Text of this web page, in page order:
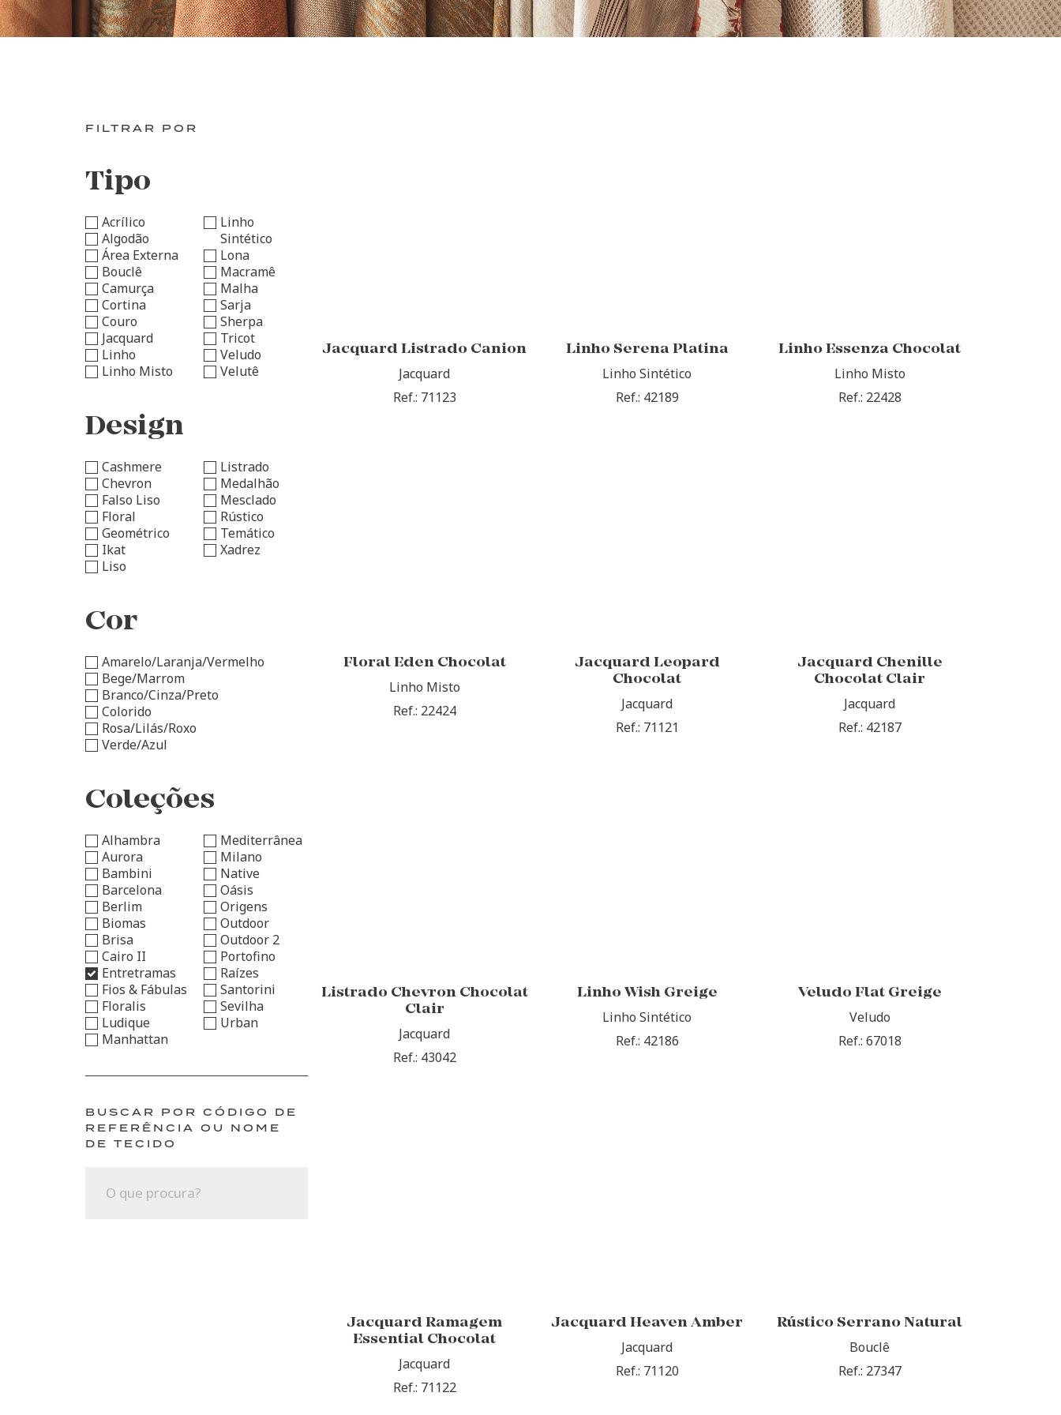
FILTRAR POR
Tipo
Acrílico
Algodão
Área Externa
Bouclê
Camurça
Cortina
Couro
Jacquard
Linho
Linho Misto
Linho
Sintético
Lona
Macramê
Malha
Sarja
Sherpa
Tricot
Veludo
Velutê
Design
Cashmere
Chevron
Falso Liso
Floral
Geométrico
Ikat
Liso
Listrado
Medalhão
Mesclado
Rústico
Temático
Xadrez
Cor
Amarelo/Laranja/Vermelho
Bege/Marrom
Branco/Cinza/Preto
Colorido
Rosa/Lilás/Roxo
Verde/Azul
Coleções
Alhambra
Aurora
Bambini
Barcelona
Berlim
Biomas
Brisa
Cairo II
Entretramas
Fios & Fábulas
Floralis
Ludique
Manhattan
Mediterrânea
Milano
Native
Oásis
Origens
Outdoor
Outdoor 2
Portofino
Raízes
Santorini
Sevilha
Urban
BUSCAR POR CÓDIGO DE
REFERÊNCIA OU NOME
DE TECIDO
Jacquard Listrado Canion
Jacquard
Ref.: 71123
Linho Serena Platina
Linho Sintético
Ref.: 42189
Linho Essenza Chocolat
Linho Misto
Ref.: 22428
Floral Eden Chocolat
Linho Misto
Ref.: 22424
Jacquard Leopard
Chocolat
Jacquard
Ref.: 71121
Jacquard Chenille
Chocolat Clair
Jacquard
Ref.: 42187
Listrado Chevron Chocolat
Clair
Jacquard
Ref.: 43042
Linho Wish Greige
Linho Sintético
Ref.: 42186
Veludo Flat Greige
Veludo
Ref.: 67018
Jacquard Ramagem
Essential Chocolat
Jacquard
Ref.: 71122
Jacquard Heaven Amber
Jacquard
Ref.: 71120
Rústico Serrano Natural
Bouclê
Ref.: 27347